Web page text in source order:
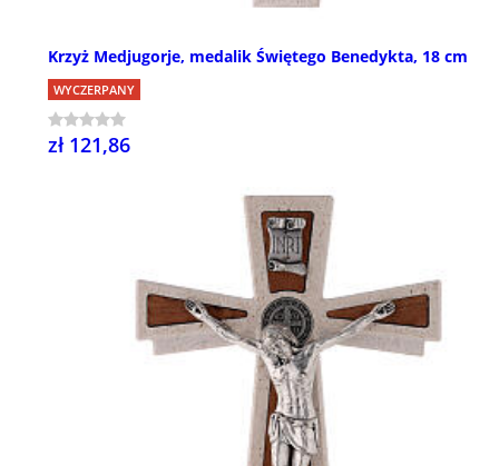
Krzyż Medjugorje, medalik Świętego Benedykta, 18 cm
WYCZERPANY
zł 121,86